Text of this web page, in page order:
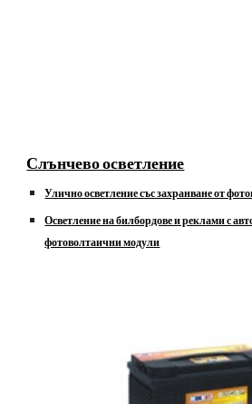
Слънчево осветление
Улично осветление със захранване от
Осветление на билбордове и реклами с
фотоволтаични модули